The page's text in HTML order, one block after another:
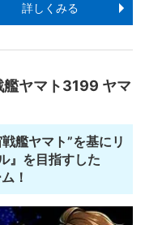
詳しくみる
艦ヤマト3199 ヤマ
艦ヤマト”を基にリ
』を目指すした
！